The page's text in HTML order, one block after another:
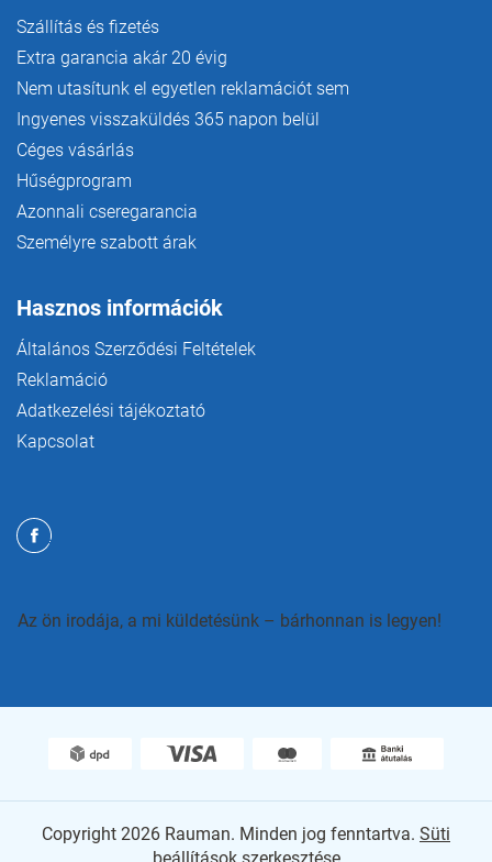
Szállítás és fizetés
Extra garancia akár 20 évig
Nem utasítunk el egyetlen reklamációt sem
Ingyenes visszaküldés 365 napon belül
Céges vásárlás
Hűségprogram
Azonnali cseregarancia
Személyre szabott árak
Hasznos információk
Általános Szerződési Feltételek
Reklamáció
Adatkezelési tájékoztató
Kapcsolat
Az ön irodája, a mi küldetésünk – bárhonnan is legyen!
Copyright 2026 Rauman. Minden jog fenntartva. Süti